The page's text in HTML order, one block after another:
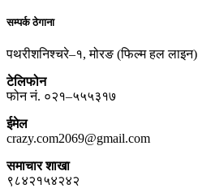
सम्पर्क ठेगाना
पथरीशनिश्चरे–१, मोरङ (फिल्म हल लाइन)
टेलिफोन
फोन नं. ०२१–५५५३१७
ईमेल
crazy.com2069@gmail.com
समाचार शाखा
९८४२१५४२४२